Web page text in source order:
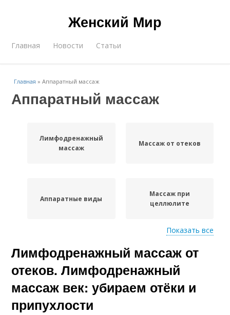
Женский Мир
Главная Новости Статьи
Главная »Аппаратный массаж
Аппаратный массаж
Лимфодренажный
массаж
Массаж от отеков
Аппаратные виды
Массаж при
целлюлите
Аппаратный
антицеллюлитный
Приготовление к
массажу
Показать все
Лимфодренажный массаж от
отеков. Лимфодренажный
массаж век: убираем отёки и
припухлости